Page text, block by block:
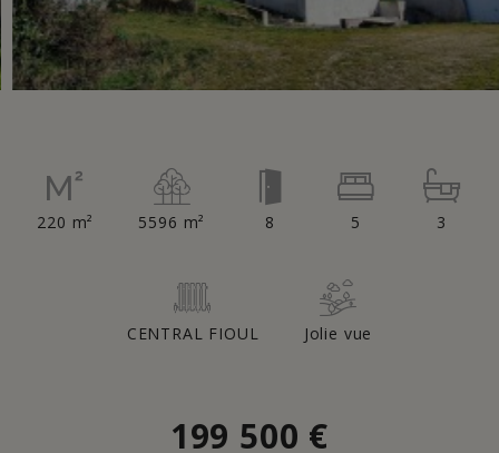
220 m² 5596 m² 8 5 3
CENTRAL FIOUL Jolie vue
199 500 €